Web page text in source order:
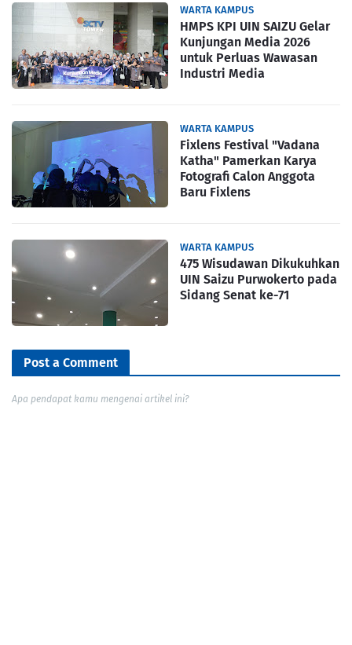
WARTA KAMPUS
HMPS KPI UIN SAIZU Gelar
Kunjungan Media 2026
untuk Perluas Wawasan
Industri Media
WARTA KAMPUS
Fixlens Festival "Vadana
Katha" Pamerkan Karya
Fotografi Calon Anggota
Baru Fixlens
WARTA KAMPUS
475 Wisudawan Dikukuhkan
UIN Saizu Purwokerto pada
Sidang Senat ke-71
Post a Comment
Apa pendapat kamu mengenai artikel ini?